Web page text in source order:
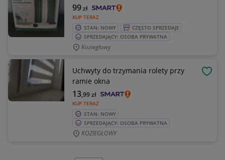
KUP TERAZ
99zł
STAN: NOWY
CZĘSTO SPRZEDAJE
SPRZEDAJĄCY: OSOBA PRYWATNA
Koziegłowy
Uchwyty do trzymania rolety przy
ramie okna
KUP TERAZ
13,99zł
STAN: NOWY
SPRZEDAJĄCY: OSOBA PRYWATNA
KOZIEGŁOWY